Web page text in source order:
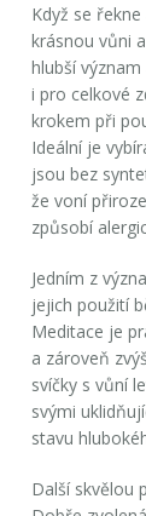
Když se řekne
krásnou vůni
hlubší
i pro celkové
krokem při
Ideální je
jsou bez
že voní
způsobí
Jedním z
jejich použití
Meditace je
a zároveň
svíčky s vůní
svými
stavu
Další skvělou